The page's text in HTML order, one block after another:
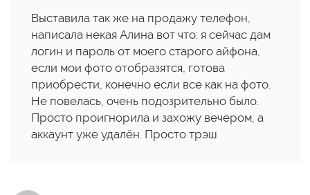
Выставила так же на продажу телефон,
написала некая Алина вот что: я сейчас дам
логин и пароль от моего старого айфона,
если мои фото отобразятся, готова
приобрести, конечно если все как на фото.
Не повелась, очень подозрительно было.
Просто проигнорила и захожу вечером, а
аккаунт уже удалён. Просто трэш